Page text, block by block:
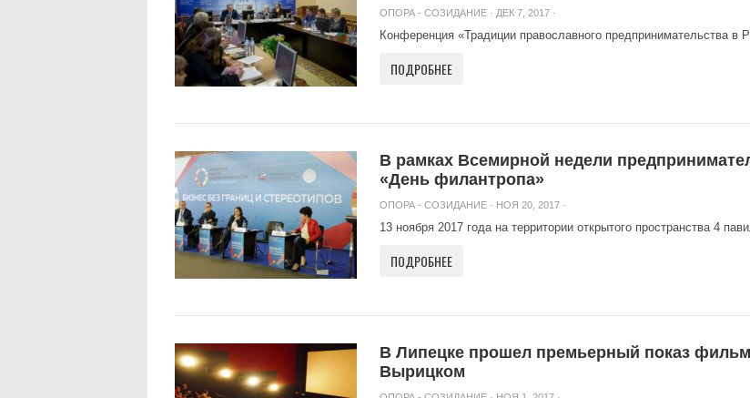
ОПОРА - СОЗИДАНИЕ · ДЕК 7, 2017 ·
Конференция «Традиции православного предпринимательства в
ПОДРОБНЕЕ
В рамках Всемирной недели
«День филантропа»
ОПОРА - СОЗИДАНИЕ · НОЯ 20, 2017 ·
13 ноября 2017 года на территории открытого пространства 4
ПОДРОБНЕЕ
В Липецке прошел премьерный показ
Вырицком